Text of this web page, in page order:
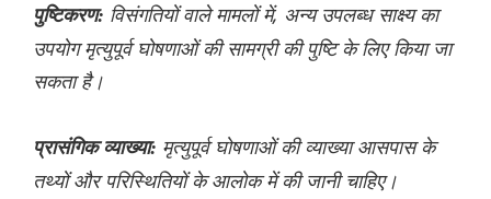
पुष्टिकरण: विसंगतियों वाले मामलों में, अन्य उपलब्ध साक्ष्य का
उपयोग मृत्युपूर्व घोषणाओं की सामग्री की पुष्टि के लिए किया जा
सकता है।
प्रासंगिक व्याख्या: मृत्युपूर्व घोषणाओं की व्याख्या आसपास के
तथ्यों और परिस्थितियों के आलोक में की जानी चाहिए।